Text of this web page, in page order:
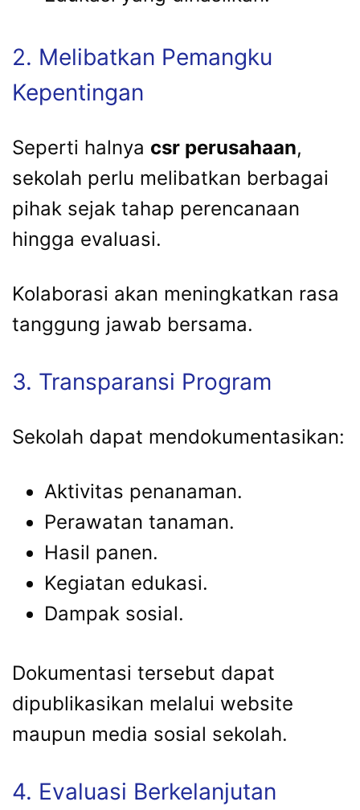
2. Melibatkan Pemangku
Kepentingan
Seperti halnya csr perusahaan,
sekolah perlu melibatkan berbagai
pihak sejak tahap perencanaan
hingga evaluasi.
Kolaborasi akan meningkatkan rasa
tanggung jawab bersama.
3. Transparansi Program
Sekolah dapat mendokumentasikan:
Aktivitas penanaman.
Perawatan tanaman.
Hasil panen.
Kegiatan edukasi.
Dampak sosial.
Dokumentasi tersebut dapat
dipublikasikan melalui website
maupun media sosial sekolah.
4. Evaluasi Berkelanjutan